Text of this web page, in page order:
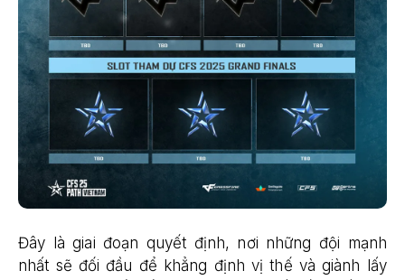
Đây là giai đoạn quyết định, nơi những đội mạnh
nhất sẽ đối đầu để khẳng định vị thế và giành lấy